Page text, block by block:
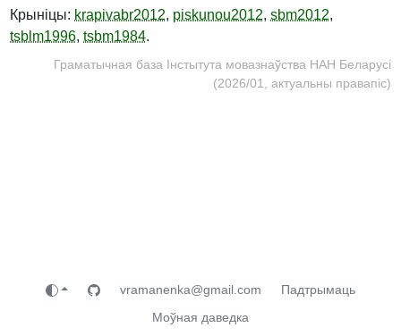
Крыніцы: krapivabr2012, piskunou2012, sbm2012,
tsblm1996, tsbm1984.
Граматычная база Інстытута мовазнаўства НАН Беларусі
(2026/01, актуальны правапіс)
vramanenka@gmail.com
Падтрымаць
Моўная даведка